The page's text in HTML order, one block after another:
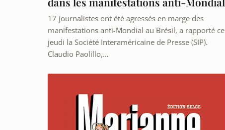
17 journalistes ont été agressés en marge des
manifestations anti-Mondial au Brésil, a rapporté ce
jeudi la Société Interaméricaine de Presse (SIP).
Claudio Paolillo,…